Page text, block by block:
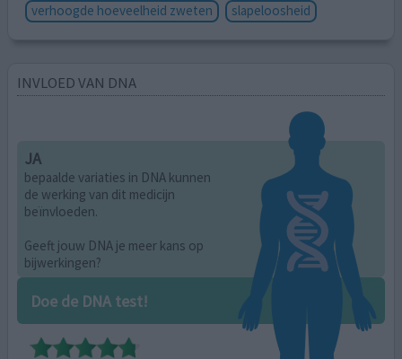
verhoogde hoeveelheid zweten
slapeloosheid
INVLOED VAN DNA
JA
bepaalde variaties in DNA kunnen
de werking van dit medicijn
beïnvloeden.
Geeft jouw DNA je meer kans op
bijwerkingen?
Doe de DNA test!